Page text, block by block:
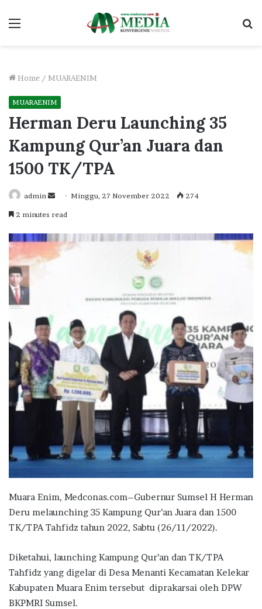
Menu
Home / MUARAENIM
MUARAENIM
Herman Deru Launching 35
Kampung Qur’an Juara dan
1500 TK/TPA
admin
SendMinggu, 27 November 2022 274
2 minutes read
Muara Enim, Medconas.com–Gubernur Sumsel H Herman
Deru melaunching 35 Kampung Qur’an Juara dan 1500
TK/TPA Tahfidz tahun 2022, Sabtu (26/11/2022).
Diketahui, launching Kampung Qur’an dan TK/TPA
Tahfidz yang digelar di Desa Menanti Kecamatan Kelekar
Kabupaten Muara Enim tersebut diprakarsai oleh DPW
BKPMRI Sumsel.